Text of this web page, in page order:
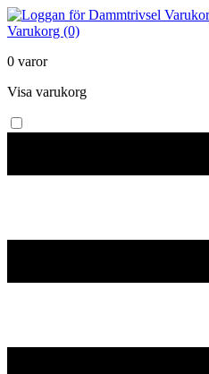
Varukorg (0)
0 varor
Visa varukorg